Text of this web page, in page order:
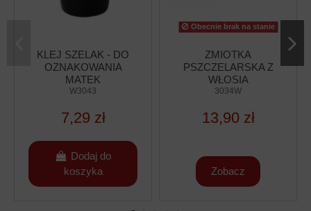
KLEJ SZELAK - DO
OZNAKOWANIA
MATEK
W3043
7,29 zł
Dodaj do
koszyka
Obecnie brak na stanie
ZMIOTKA
PSZCZELARSKA Z
WŁOSIA
NATURALNEGO
KRÓTKA
3034W
13,90 zł
Zobacz